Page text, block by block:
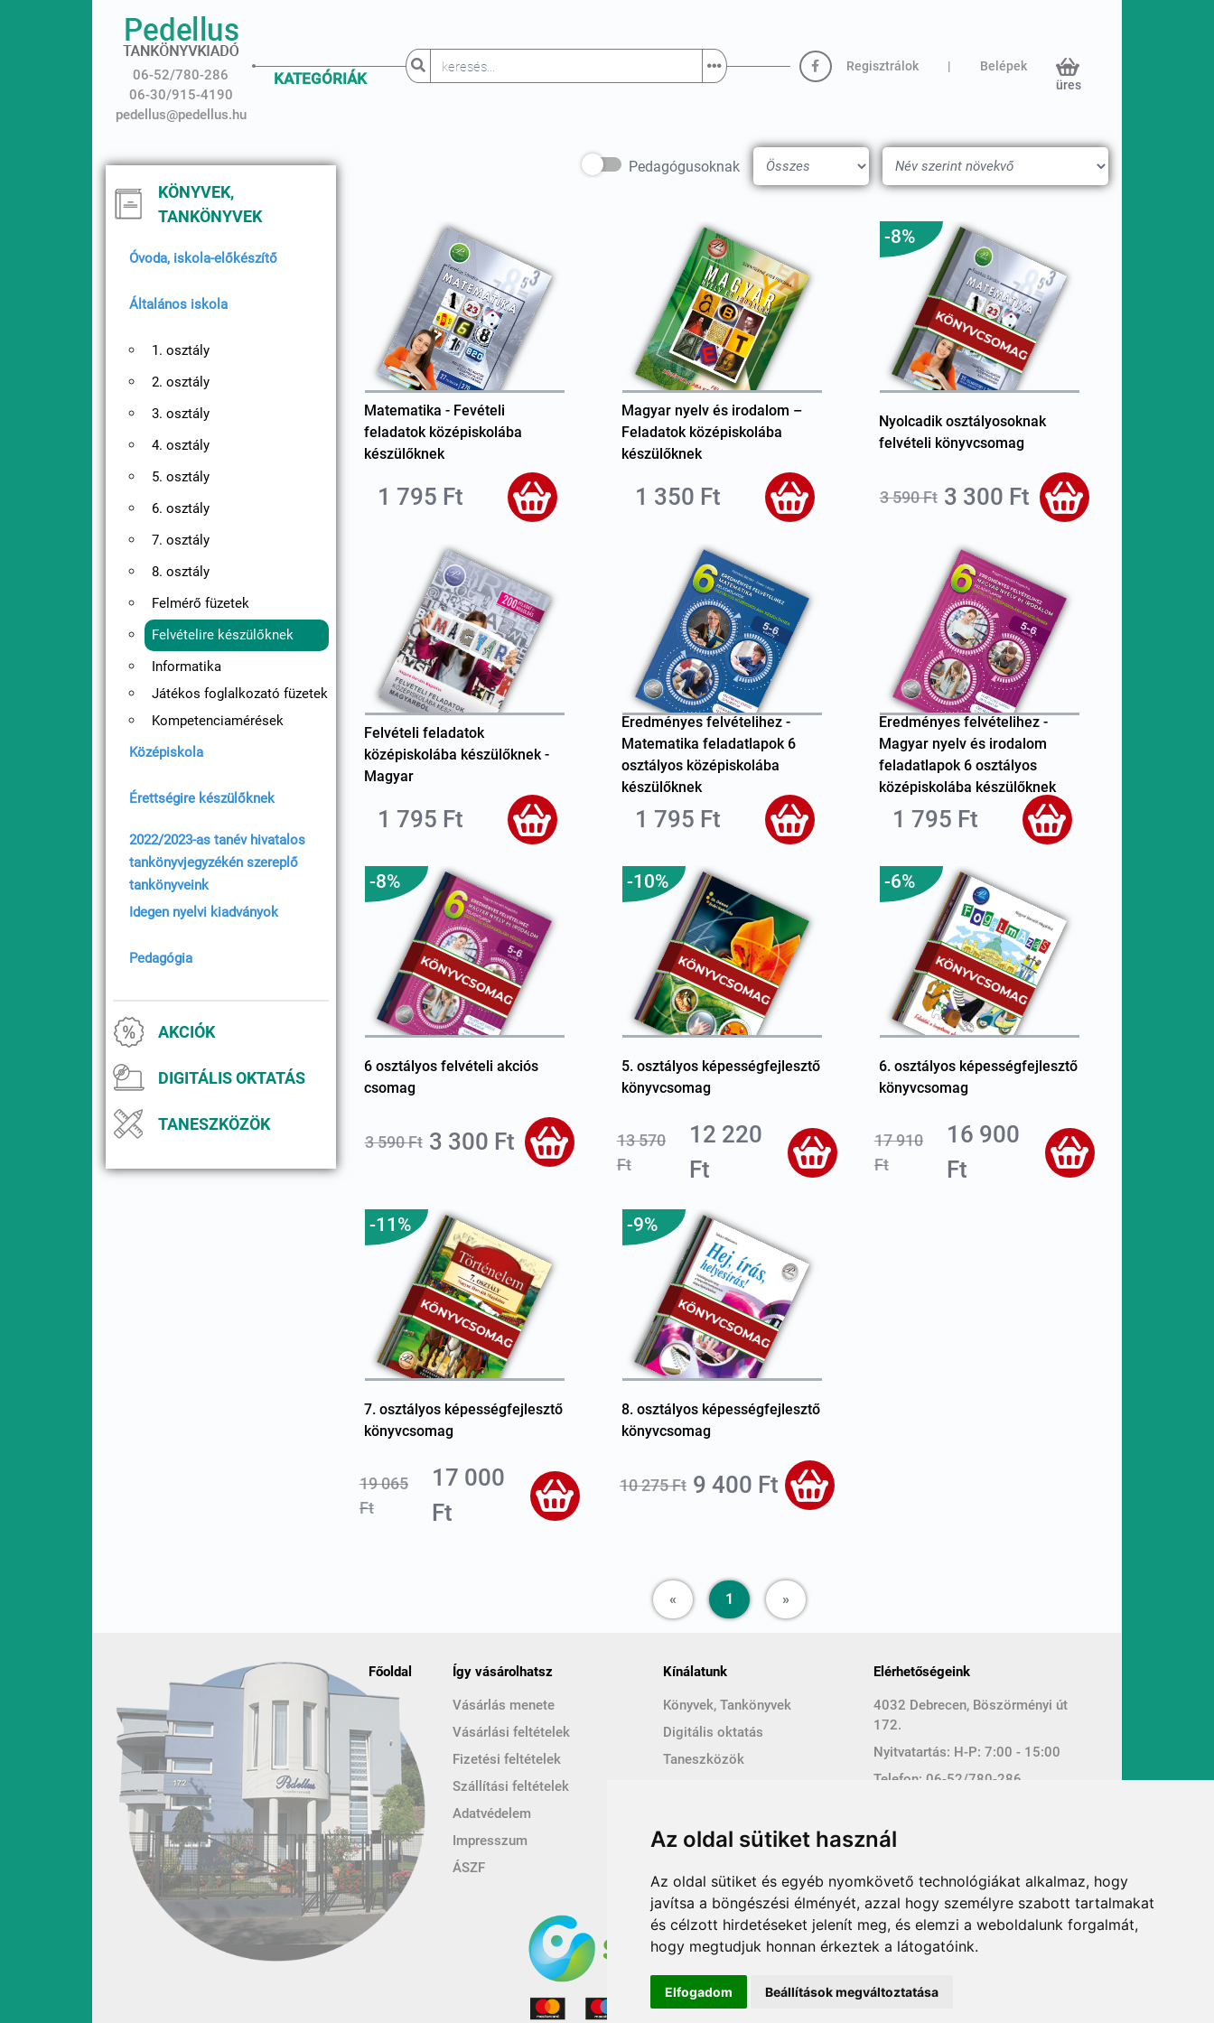
Az oldal sütiket használ
Az oldal sütiket és egyéb nyomkövető technológiákat alkalmaz, hogy
javítsa a böngészési élményét, azzal hogy személyre szabott tartalmakat
és célzott hirdetéseket jelenít meg, és elemzi a weboldalunk forgalmát,
hogy megtudjuk honnan érkeztek a látogatóink.
Elfogadom Beállítások megváltoztatása
06-52/780-286
06-30/915-4190
pedellus@pedellus.hu
KATEGÓRIÁK
Regisztrálok |
Belépek
üres
KÖNYVEK,
TANKÖNYVEK
Óvoda, iskola-előkészítő
Általános iskola
1. osztály
2. osztály
3. osztály
4. osztály
5. osztály
6. osztály
7. osztály
8. osztály
Felmérő füzetek
Felvételire készülőknek
Informatika
Játékos foglalkozató füzetek
Kompetenciamérések
Középiskola
Érettségire készülőknek
2022/2023-as tanév hivatalos
tankönyvjegyzékén szereplő
tankönyveink
Idegen nyelvi kiadványok
Pedagógia
AKCIÓK
DIGITÁLIS OKTATÁS
TANESZKÖZÖK
Pedagógusoknak
Matematika - Fevételi
feladatok középiskolába
készülőknek
1 795 Ft
Magyar nyelv és irodalom –
Feladatok középiskolába
készülőknek
1 350 Ft
-8%
Nyolcadik osztályosoknak
felvételi könyvcsomag
3 590 Ft 3 300 Ft
Felvételi feladatok
középiskolába készülőknek -
Magyar
1 795 Ft
Eredményes felvételihez -
Matematika feladatlapok 6
osztályos középiskolába
készülőknek
1 795 Ft
Eredményes felvételihez -
Magyar nyelv és irodalom
feladatlapok 6 osztályos
középiskolába készülőknek
1 795 Ft
-8%
6 osztályos felvételi akciós
csomag
3 590 Ft 3 300 Ft
-10%
5. osztályos képességfejlesztő
könyvcsomag
13 570
Ft
12 220
Ft
-6%
6. osztályos képességfejlesztő
könyvcsomag
17 910
Ft
16 900
Ft
-11%
7. osztályos képességfejlesztő
könyvcsomag
19 065
Ft
17 000
Ft
-9%
8. osztályos képességfejlesztő
könyvcsomag
10 275 Ft 9 400 Ft
«Previous
1 »Next
Főoldal Így vásárolhatsz
Vásárlás menete
Vásárlási feltételek
Fizetési feltételek
Szállítási feltételek
Adatvédelem
Impresszum
ÁSZF
Kínálatunk
Könyvek, Tankönyvek
Digitális oktatás
Taneszközök
Elérhetőségeink
4032 Debrecen, Böszörményi út
172.
Nyitvatartás: H-P: 7:00 - 15:00
Telefon: 06-52/780-286
E-mail: